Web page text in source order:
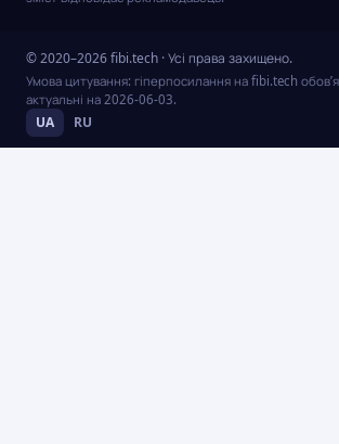
© 2020–2026 fibi.tech · Усі права захищено.
Умова цитування: гіперпосилання на fibi.tech
актуальні на 2026-06-03.
UA RU